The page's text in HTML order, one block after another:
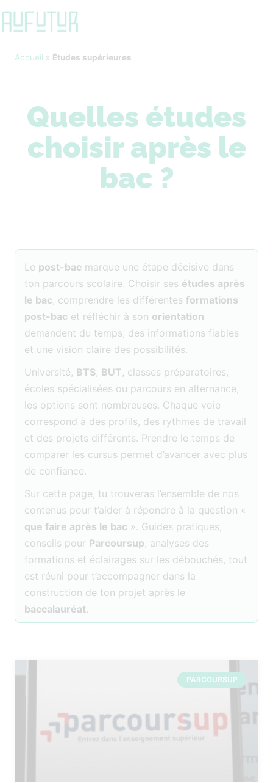
Accueil » Études supérieures
Quelles études
choisir après le
bac ?
Le post-bac marque une étape décisive dans
ton parcours scolaire. Choisir ses études après
le bac, comprendre les différentes formations
post-bac et réfléchir à son orientation
demandent du temps, des informations fiables
et une vision claire des possibilités.
Université, BTS, BUT, classes préparatoires,
écoles spécialisées ou parcours en alternance,
les options sont nombreuses. Chaque voie
correspond à des profils, des rythmes de travail
et des projets différents. Prendre le temps de
comparer les cursus permet d’avancer avec plus
de confiance.
Sur cette page, tu trouveras l’ensemble de nos
contenus pour t’aider à répondre à la question «
que faire après le bac ». Guides pratiques,
conseils pour Parcoursup, analyses des
formations et éclairages sur les débouchés, tout
est réuni pour t’accompagner dans la
construction de ton projet après le
baccalauréat.
PARCOURSUP